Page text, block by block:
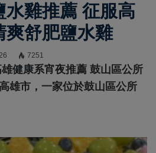
水雞推薦 征服高
爽舒肥鹽水雞
7251
健康系宵夜推薦 鼓山區公所
雄市，一家位於鼓山區公所